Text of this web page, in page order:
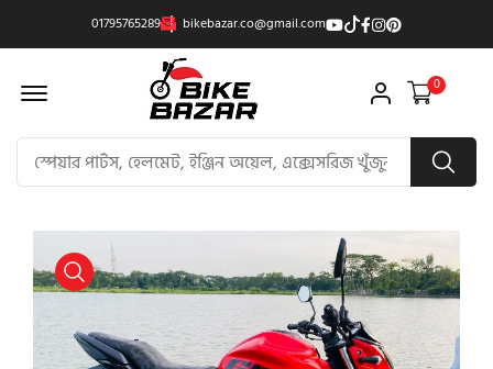
01795765289 bikebazar.co@gmail.com
Offcanvas Menu Open 0
product view